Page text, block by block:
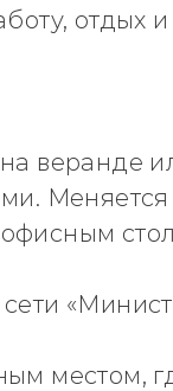
отдых
веранде
местом,